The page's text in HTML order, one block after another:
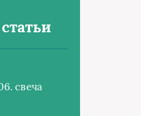
свеча